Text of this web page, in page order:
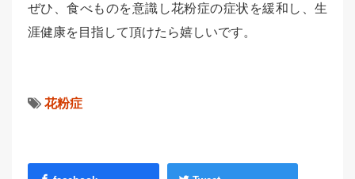
ぜひ、食べものを意識し花粉症の症状を緩和し、生
涯健康を目指して頂けたら嬉しいです。
花粉症